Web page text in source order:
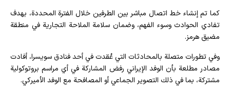
كما تم إنشاء خط اتصال مباشر بين الطرفين خلال الفترة المحددة، بهدف
تفادي الحوادث وسوء الفهم، وضمان سلامة الملاحة التجارية في منطقة
مضيق هرمز.
وفي تطورات متصلة بالمحادثات التي عُقدت في أحد فنادق سويسرا، أفادت
مصادر مطلعة بأن الوفد الإيراني رفض المشاركة في أي مراسم بروتوكولية
مشتركة، بما في ذلك التصوير الجماعي أو المصافحة مع الوفد الأميركي.